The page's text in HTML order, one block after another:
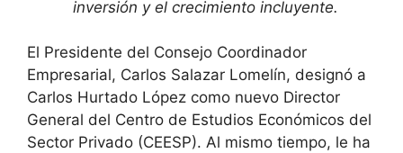
inversión y el crecimiento incluyente.
El Presidente del Consejo Coordinador
Empresarial, Carlos Salazar Lomelín, designó a
Carlos Hurtado López como nuevo Director
General del Centro de Estudios Económicos del
Sector Privado (CEESP). Al mismo tiempo, le ha